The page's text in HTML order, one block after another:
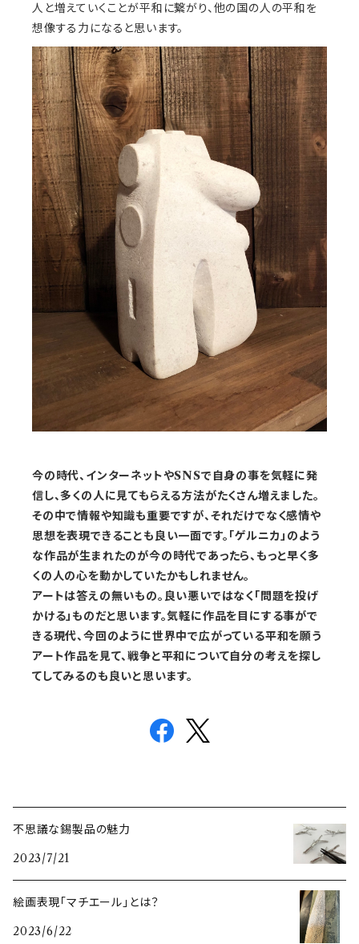
人と増えていくことが平和に繋がり、他の国の人の平和を
想像する力になると思います。
今の時代、インターネットやSNSで自身の事を気軽に発
信し、多くの人に見てもらえる方法がたくさん増えました。
その中で情報や知識も重要ですが、それだけでなく感情や
思想を表現できることも良い一面です。「ゲルニカ」のよう
な作品が生まれたのが今の時代であったら、もっと早く多
くの人の心を動かしていたかもしれません。
アートは答えの無いもの。良い悪いではなく「問題を投げ
かける」ものだと思います。気軽に作品を目にする事がで
きる現代、今回のように世界中で広がっている平和を願う
アート作品を見て、戦争と平和について自分の考えを探し
てしてみるのも良いと思います。
不思議な錫製品の魅力
2023/7/21
絵画表現「マチエール」とは？
2023/6/22